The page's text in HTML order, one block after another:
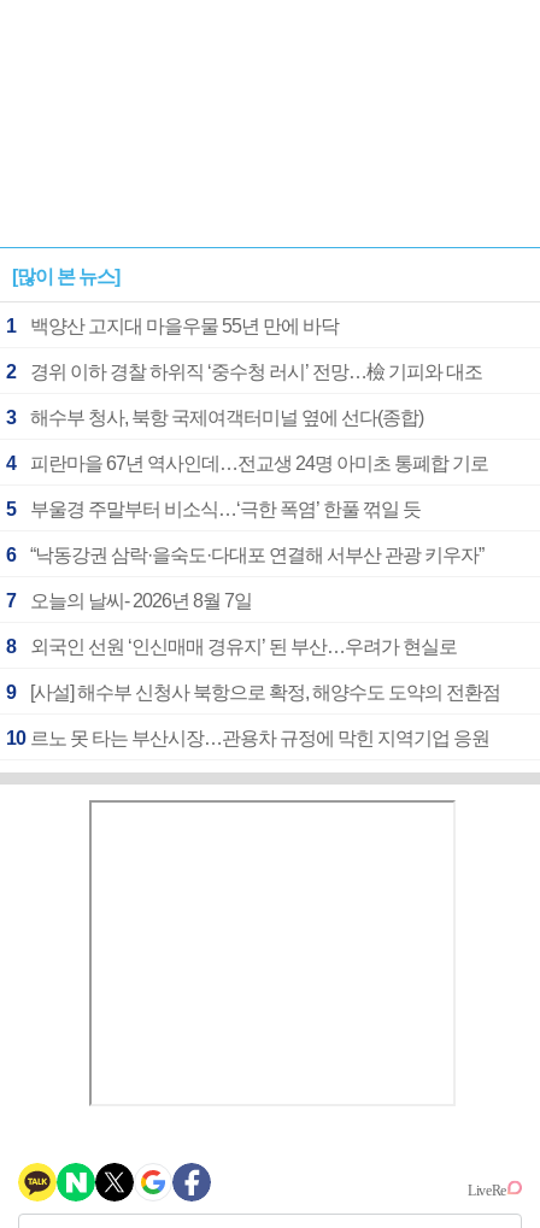
[많이 본 뉴스]
1 백양산 고지대 마을우물 55년 만에 바닥
2 경위 이하 경찰 하위직 ‘중수청 러시’ 전망…檢 기피와 대조
3 해수부 청사, 북항 국제여객터미널 옆에 선다(종합)
4 피란마을 67년 역사인데…전교생 24명 아미초 통폐합 기로
5 부울경 주말부터 비소식…‘극한 폭염’ 한풀 꺾일 듯
6 “낙동강권 삼락·을숙도·다대포 연결해 서부산 관광 키우자”
7 오늘의 날씨- 2026년 8월 7일
8 외국인 선원 ‘인신매매 경유지’ 된 부산…우려가 현실로
9 [사설] 해수부 신청사 북항으로 확정, 해양수도 도약의 전환점
10 르노 못 타는 부산시장…관용차 규정에 막힌 지역기업 응원